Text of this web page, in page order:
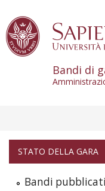
Bandi di
STATO DELLA GARA
Bandi pubblicati